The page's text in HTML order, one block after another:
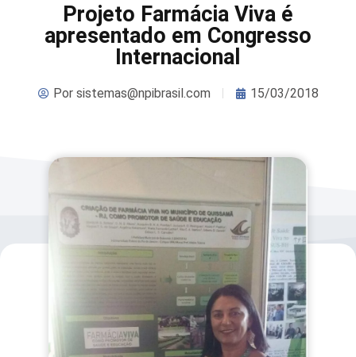
Projeto Farmácia Viva é
apresentado em Congresso
Internacional
Porsistemas@npibrasil.com 15/03/2018